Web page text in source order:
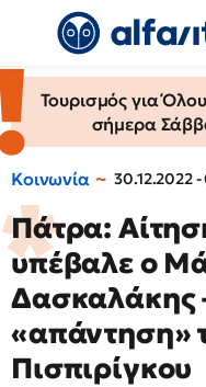
Τουρισμός για
σήμερα
Κοινωνία 30.12.2022
Πάτρα:
υπέβαλε ο
Δασκαλάκης
«απάντηση»
Πισπιρίγκου